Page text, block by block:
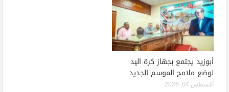
أبوزيد يجتمع بجهاز كرة اليد
لوضع ملامح الموسم الجديد
أغسطس 04, 2026